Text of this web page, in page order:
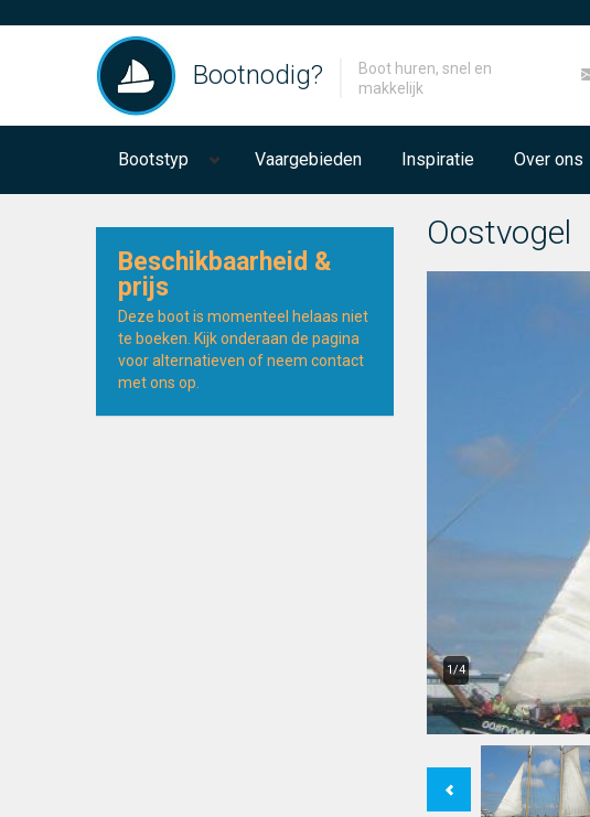
Bootnodig?
Boot huren, snel en
makkelijk
Bootstyp Vaargebieden Inspiratie Over ons
Beschikbaarheid &
prijs
Deze boot is momenteel helaas niet
te boeken. Kijk onderaan de pagina
voor alternatieven of neem contact
met ons op.
Oostvogel
1/4